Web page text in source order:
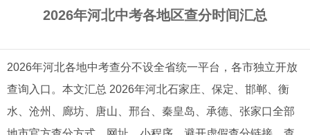
2026年河北中考各地区查分时间汇总
2026年河北各地中考查分不设全省统一平台，各市独立开放
查询入口。本文汇总 2026年河北石家庄、保定、邯郸、衡
水、沧州、廊坊、唐山、邢台、秦皇岛、承德、张家口全部